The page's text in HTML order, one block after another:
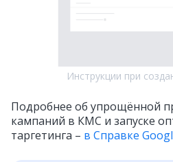
Инструкции при
Подробнее об упрощённой
кампаний в КМС и запуске
таргетинга – в Справке